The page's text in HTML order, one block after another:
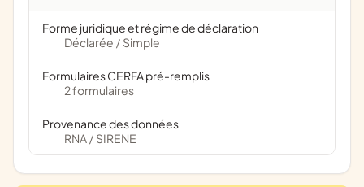
Forme juridique et régime de déclaration
Déclarée / Simple
Formulaires CERFA pré-remplis
2 formulaires
Provenance des données
RNA / SIRENE